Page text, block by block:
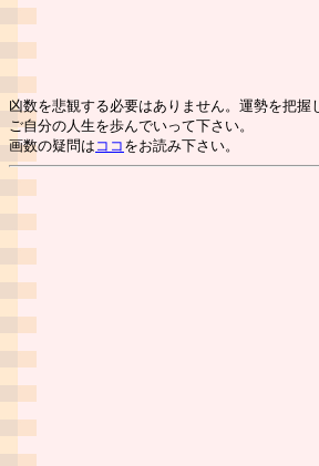
凶数を悲観する必要はありません。運勢を把握
ご自分の人生を歩んでいって下さい。
画数の疑問は ココ をお読み下さい。